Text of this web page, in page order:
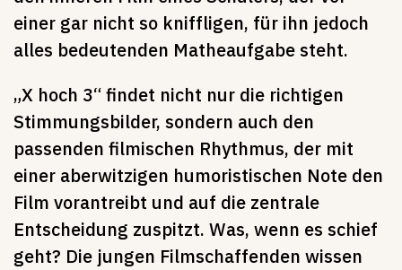
einer gar nicht so kniffligen, für ihn jedoch
alles bedeutenden Matheaufgabe steht.
„X hoch 3“ findet nicht nur die richtigen
Stimmungsbilder, sondern auch den
passenden filmischen Rhythmus, der mit
einer aberwitzigen humoristischen Note den
Film vorantreibt und auf die zentrale
Entscheidung zuspitzt. Was, wenn es schief
geht? Die jungen Filmschaffenden wissen